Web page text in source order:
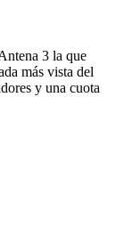
3 la que
más vista del
y una cuota